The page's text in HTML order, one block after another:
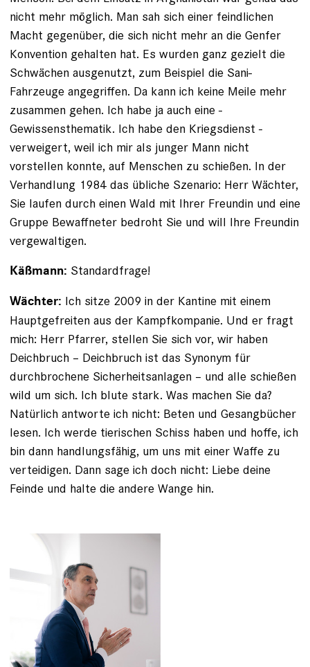
nicht mehr möglich. Man sah sich einer feindlichen
Macht gegenüber, die sich nicht mehr an die Genfer
Konvention gehalten hat. Es ­wurden ganz gezielt die
Schwächen ausgenutzt, zum Beispiel die Sani-
Fahrzeuge angegriffen. Da kann ich ­keine Meile mehr
zusammen gehen. Ich habe ja auch eine ­
Gewissensthematik. Ich habe den Kriegsdienst ­
verweigert, weil ich mir als junger Mann nicht
vorstellen konnte, auf Menschen zu schießen. In der
Verhandlung 1984 das übliche Szenario: Herr Wächter,
Sie laufen durch einen Wald mit Ihrer Freundin und eine
Gruppe Bewaffneter bedroht Sie und will Ihre Freundin
vergewaltigen.
Käßmann: Standardfrage!
Wächter: Ich sitze 2009 in der Kantine mit einem
Hauptgefreiten aus der Kampfkompanie. Und er fragt
mich: Herr Pfarrer, stellen Sie sich vor, wir haben
Deichbruch – Deichbruch ist das Synonym für
durchbrochene Sicherheitsanlagen – und alle schießen
wild um sich. Ich blute stark. Was machen Sie da?
Natürlich antworte ich nicht: Beten und Gesangbücher
lesen. Ich werde tierischen Schiss ­haben und hoffe, ich
bin dann handlungsfähig, um uns mit einer Waffe zu
verteidigen. Dann sage ich doch nicht: Liebe deine
Feinde und halte die andere Wange hin.